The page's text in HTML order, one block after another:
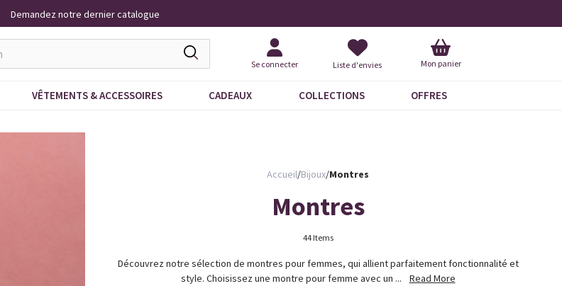
Demandez notre dernier catalogue
Se connecter Liste d'envies Mon panier
VÊTEMENTS & ACCESSOIRES CADEAUX COLLECTIONS OFFRES
Accueil/Bijoux/Montres
Montres
44 Items
Découvrez notre sélection de montres pour femmes, qui allient parfaitement fonctionnalité et
style. Choisissez une montre pour femme avec un ...
Read More